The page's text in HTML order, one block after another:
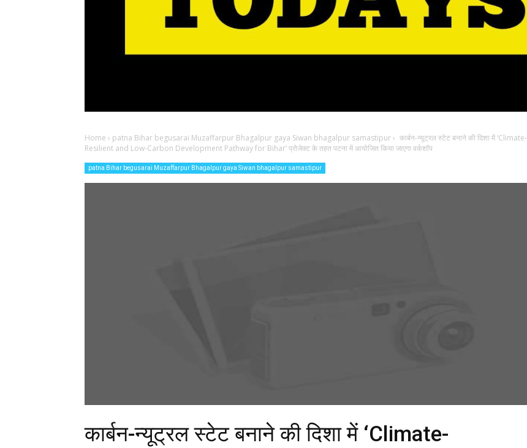
Home › patna Bihar begusarai Muzaffarpur Bhagalpur gaya Siwan bhagalpur samastipur› कार्बन-न्यूट्रल स्टेट बनाने की दिशा में ‘Climate-
Resilient and Low-Carbon Development Pathway for Bihar’ प्रोजेक्ट के तहत पटना में आयोजित किया जाएगा वर्कशॉप
patna Bihar begusarai Muzaffarpur Bhagalpur gaya Siwan bhagalpur samastipur
कार्बन-न्यूट्रल स्टेट बनाने की दिशा में ‘Climate-